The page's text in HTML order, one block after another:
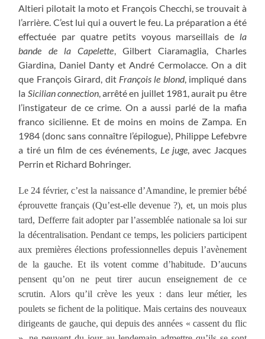
Altieri pilotait la moto et François Checchi, se trouvait à
l’arrière. C’est lui qui a ouvert le feu. La préparation a été
effectuée par quatre petits voyous marseillais de la
bande de la Capelette , Gilbert Ciaramaglia, Charles
Giardina, Daniel Danty et André Cermolacce. On a dit
que François Girard, dit François le blond, impliqué dans
la Sicilian connection, arrêté en juillet 1981, aurait pu être
l’instigateur de ce crime. On a aussi parlé de la mafia
franco sicilienne. Et de moins en moins de Zampa. En
1984 (donc sans connaître l’épilogue), Philippe Lefebvre
a tiré un film de ces événements, Le juge, avec Jacques
Perrin et Richard Bohringer.
Le 24 février, c’est la naissance d’Amandine, le premier bébé
éprouvette français (Qu’est-elle devenue ?), et, un mois plus
tard, Defferre fait adopter par l’assemblée nationale sa loi sur
la décentralisation. Pendant ce temps, les policiers participent
aux premières élections professionnelles depuis l’avènement
de la gauche. Et ils votent comme d’habitude. D’aucuns
pensent qu’on ne peut tirer aucun enseignement de ce
scrutin. Alors qu’il crève les yeux : dans leur métier, les
poulets se fichent de la politique. Mais certains des nouveaux
dirigeants de gauche, qui depuis des années « cassent du flic